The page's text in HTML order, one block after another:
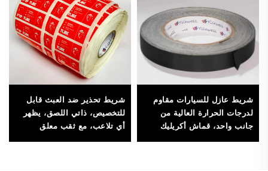
شريط عازل للسيارات مقاوم
لدرجات الحرارة العالية من
جانب واحد، قماش أكريليك
حساس للضغط وقابل للقطع
شريط تحذير ضد العبث قابل
للتخصيص، ذاتي اللصق، يظهر
أي تلاعب، مع ثقب معلق
طويل، مقاوم للماء، ملصقات